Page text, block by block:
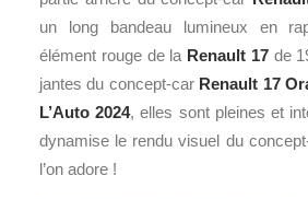
un long bandeau lumineux en
élément rouge de la Renault 17de
jantes du concept-car Renault 17
L’Auto 2024, elles sont pleines et
dynamise le rendu visuel du
l’on adore !